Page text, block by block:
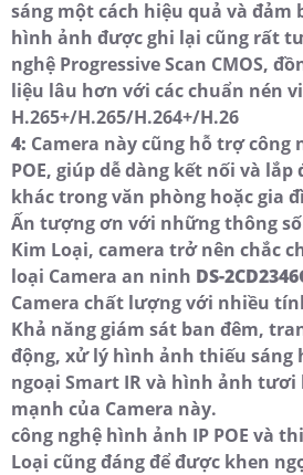
sáng một cách hiệu quả và
hình ảnh được ghi lại cũng rất
nghệ Progressive Scan CMOS,
liệu lâu hơn với các chuẩn nén
H.265+/H.265/H.264+/H.26
4: Camera này cũng hỗ trợ công
POE, giúp dễ dàng kết nối và
khác trong văn phòng hoặc gia
Ấn tượng ơn với những thông
Kim Loại, camera trở nên chắc
loại Camera an ninh DS-
Camera chất lượng với nhiều
Khả năng giám sát ban đêm,
động, xử lý hình ảnh thiếu sáng
ngoại Smart IR và hình ảnh
mạnh của Camera này.
công nghệ hình ảnh IP POE và
Loại cũng đáng để được khen